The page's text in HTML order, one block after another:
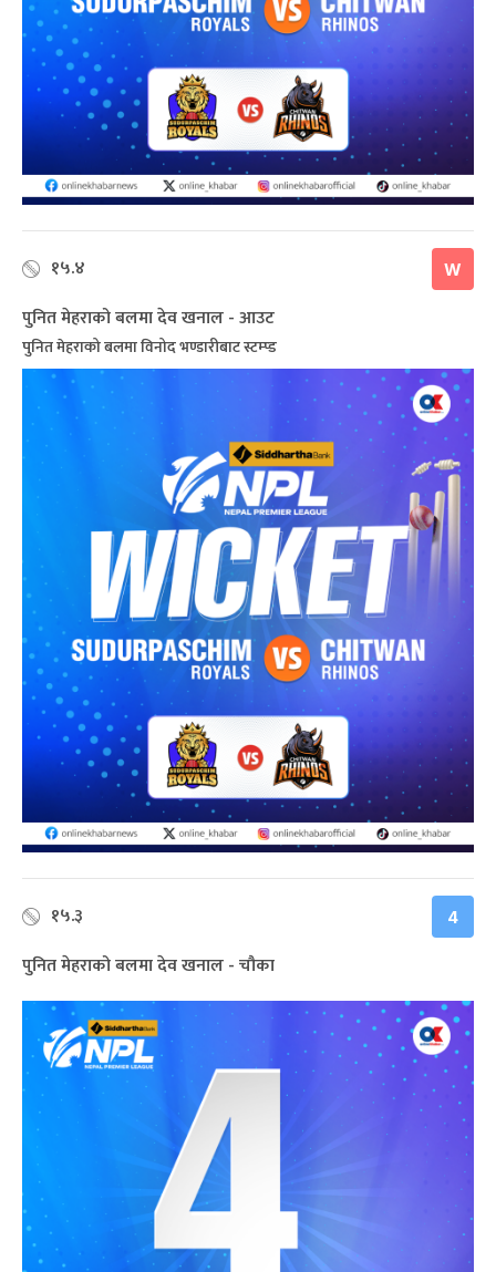
१५.४ W
पुनित मेहराको बलमा देव खनाल - आउट
पुनित मेहराको बलमा विनोद भण्डारीबाट स्टम्प्ड
१५.३ 4
पुनित मेहराको बलमा देव खनाल - चौका